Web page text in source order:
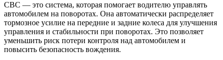
CBC — это система, которая помогает водителю управлять
автомобилем на поворотах. Она автоматически распределяет
тормозное усилие на передние и задние колеса для улучшения
управления и стабильности при поворотах. Это позволяет
уменьшить риск потери контроля над автомобилем и
повысить безопасность вождения.